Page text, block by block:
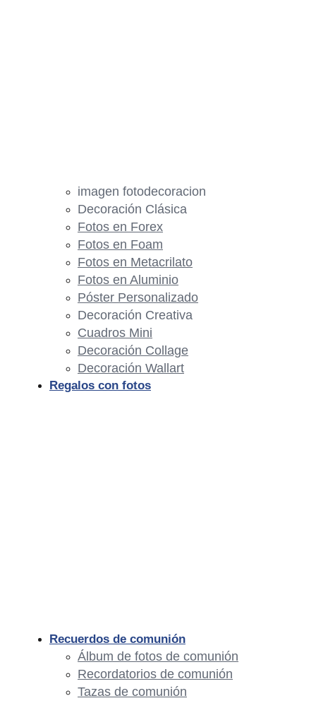
imagen fotodecoracion
Decoración Clásica
Fotos en Forex
Fotos en Foam
Fotos en Metacrilato
Fotos en Aluminio
Póster Personalizado
Decoración Creativa
Cuadros Mini
Decoración Collage
Decoración Wallart
Regalos con fotos
Recuerdos de comunión
Álbum de fotos de comunión
Recordatorios de comunión
Tazas de comunión